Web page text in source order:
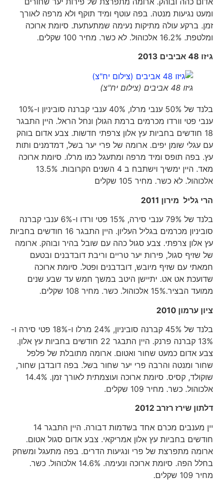
ומעט נגיעות מנטה. בפה עוטף ומיד תוקף ולא מרפה לאורך
זמן. ברקע עולה מתיקות נעימה שמתעתעת. סיומת ארוכה
ומלטפת. 16.2% אלכוהול. לא כשר. מחיר 100 שקלים.
גיזו 48 אביבים 2013
גיזו 48 אביבים (צילום יח"צ)
בלנד של 50% ענבי מרלו, 40% ענבי קברנה סוביניון ו-10%
ענבי פטי וורדו מכרמים ברמת הגולן ונחל הראל. היין התבגר
18 חודשים בחביות עץ אלון צרפתי חדשות. צבע אדום בוהק
עם עגלי שומן יפים. ארומה של פרי יער בשל, דמדמנים ותות
עץ. בפה תופס ומיד מרפה ומתעגל כמו מרלו. סיומת ארוכה
מאד. היין ימשיך וישתבח ב 4 השנים הקרובות. 13.5%
אלכוהול. לא כשר. מחיר 105 שקלים
הרי גליל מירון 2011
בלנד של 79% ענבי סירה, 15% פטי ורדו ו-6% ענבי קברנה
סוביניון מכרמים בגליל העליון. היין התבגר 16 חודשים בחביות
עץ אלון צרפתי. צבע סגול כהה עם שובל בהיר ובוהק. ארומה
של שזיף סגול, פירות יער טריים וריבת דובדבנים ובטעם
חמאתי עם שזיף מיובש, דובדבנים ופטל. סיומת ארוכה
שדועכת אט אט. יתיישן היטב במשך חמש עד שבע שנים
ממועד הבציר.15% אלכוהול. כשר. מחיר 108 שקלים.
ציון ערמון 2010
בלנד של 45% קברנה סוביניון, 24% מרלו ו-18% פטי סירה ו-
13% קברנה פרנק. היין התבגר 22 חודשים בחביות עץ אלון.
צבע אדום כמעט שחור ואטום. ארומה מתובלת של פלפל
שחור ומנטה והרבה פרי יער שחור בשל. בפה דובדבן שחור,
שוקולד, קסיס. סיומת ארוכה ועוצמתית לאורך זמן. 14.4%
אלכוהול. כשר. מחיר 109 שקלים.
דלתון שירז רזרב 2012
יין מענבים מכרם אחד בשדמות דבורה. היין התבגר 14
חודשים בחביות עץ אלון אמריקאי. צבע אדום סגול אטום.
ארומה מתפרצת של פרי ונגיעות הדרים. בפה מתעגל ומשחק
בחלל הפה. סיומת ארוכה ונעימה. 14.6% אלכוהול. כשר.
מחיר 109 שקלים.